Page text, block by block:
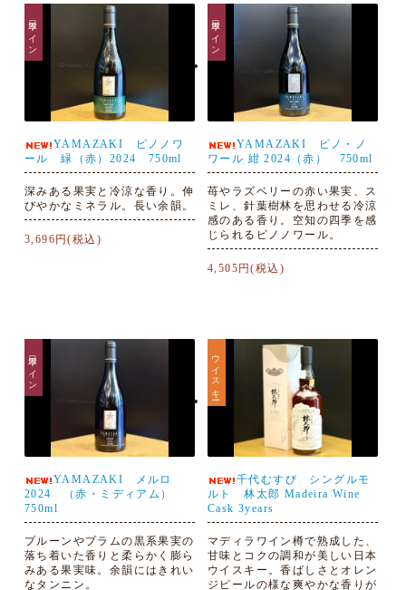
日本ワイン
YAMAZAKI ピノノワ
ール 緑（赤）2024 750ml
深みある果実と冷涼な香り。伸
びやかなミネラル。長い余韻。
3,696円(税込)
日本ワイン
YAMAZAKI ピノ・ノ
ワール 紺 2024（赤） 750ml
苺やラズベリーの赤い果実、ス
ミレ、針葉樹林を思わせる冷涼
感のある香り。空知の四季を感
じられるピノノワール。
4,505円(税込)
日本ワイン
YAMAZAKI メルロ
2024 （赤・ミディアム）
750ml
プルーンやプラムの黒系果実の
落ち着いた香りと柔らかく膨ら
みある果実味。余韻にはきれい
なタンニン。
ウイスキー
千代むすび シングルモ
ルト 林太郎 Madeira Wine
Cask 3years
マディラワイン樽で熟成した、
甘味とコクの調和が美しい日本
ウイスキー。香ばしさとオレン
ジピールの様な爽やかな香りが